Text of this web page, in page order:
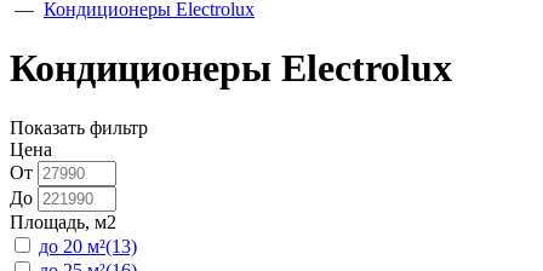
— Кондиционеры Electrolux
Кондиционеры Electrolux
Показать фильтр
Цена
От
До
Площадь, м2
до 20 м²(13)